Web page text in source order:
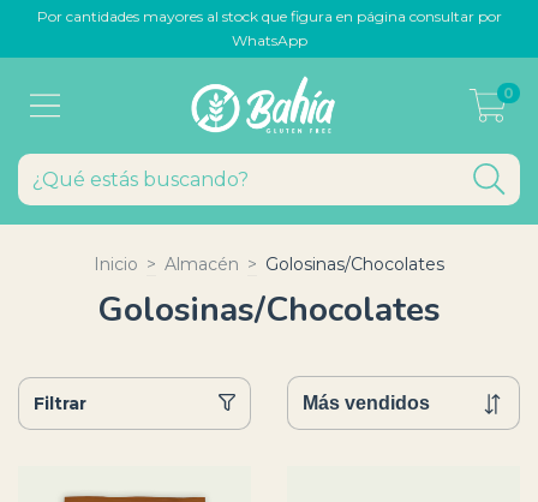
Por cantidades mayores al stock que figura en página consultar por
WhatsApp
0
Inicio > Almacén > Golosinas/Chocolates
Golosinas/Chocolates
Filtrar